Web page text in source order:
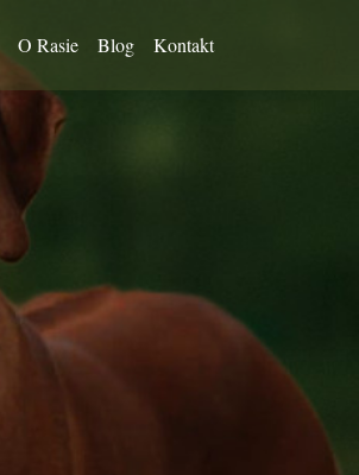
O Rasie Blog Kontakt